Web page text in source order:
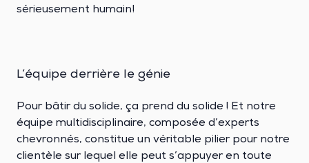
sérieusement humain!
L’équipe derrière le génie
Pour bâtir du solide, ça prend du solide ! Et notre
équipe multidisciplinaire, composée d’experts
chevronnés, constitue un véritable pilier pour notre
clientèle sur lequel elle peut s’appuyer en toute